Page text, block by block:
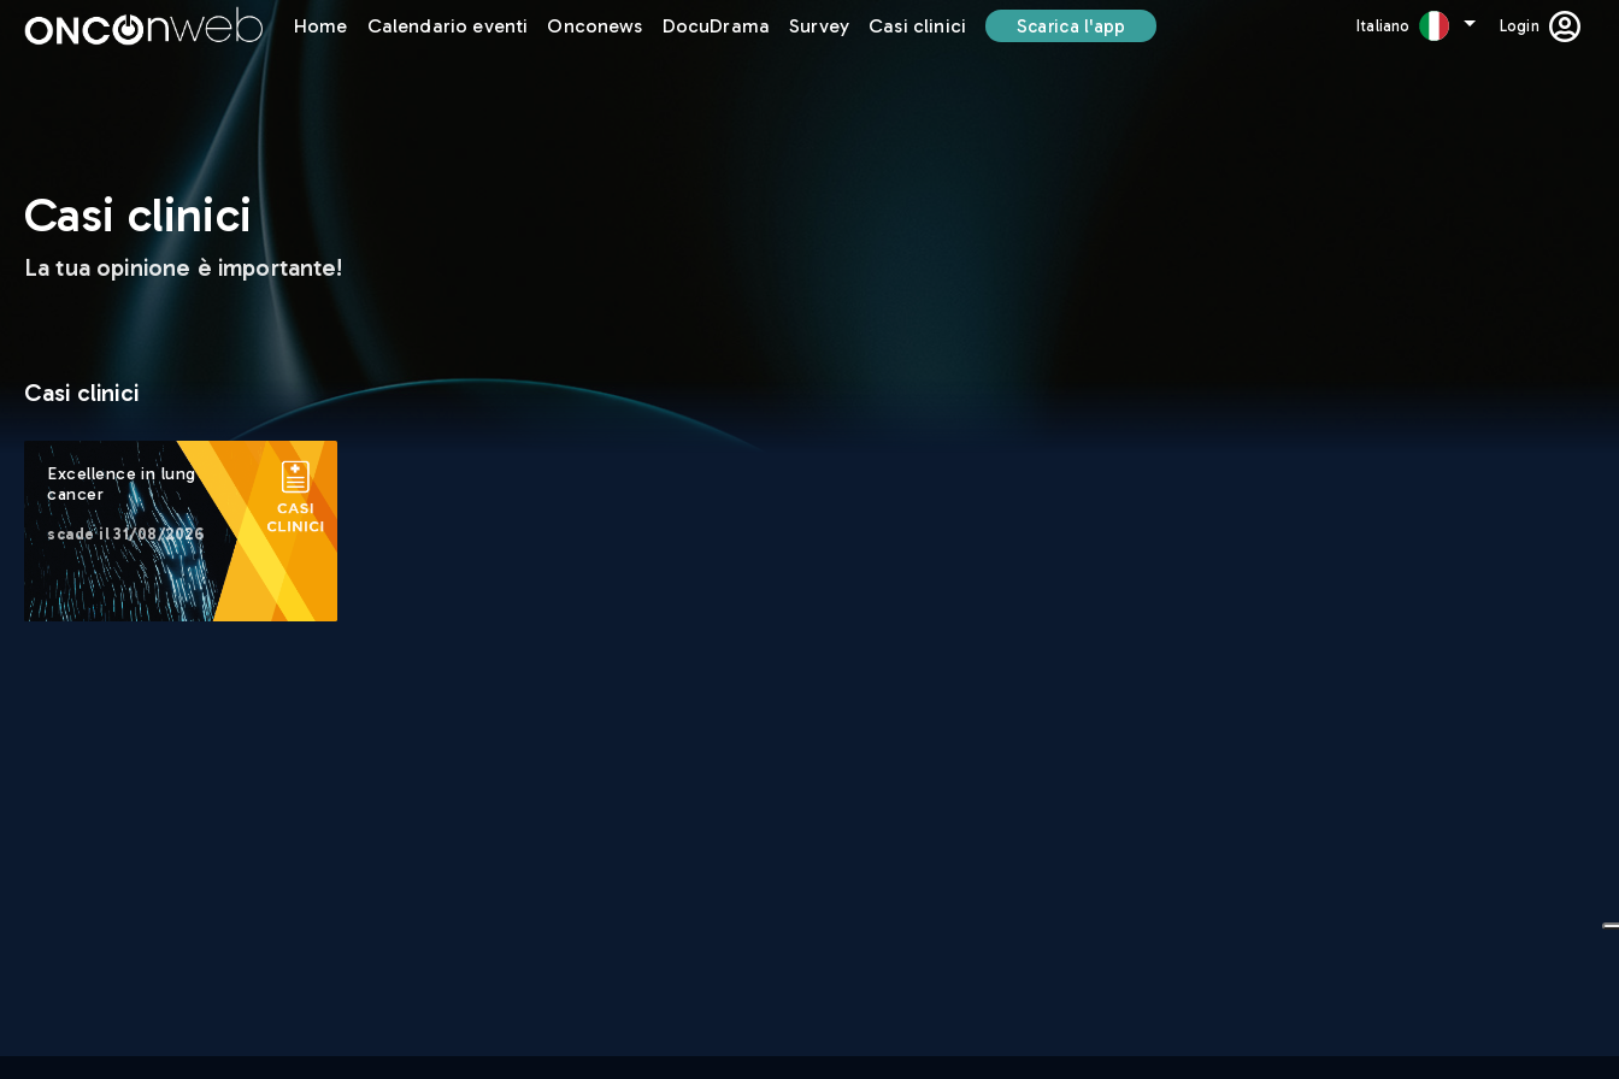
Home Calendario eventi Onconews DocuDrama Survey Casi clinici Scarica l'app Italiano Login
Casi clinici
La tua opinione è importante!
Casi clinici
Excellence in lung
cancer
scade il 31/08/2026